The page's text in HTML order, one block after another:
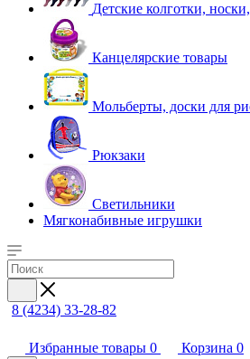
Детские колготки,
Канцелярские товары
Мольберты, доски для
Рюкзаки
Светильники
Мягконабивные игрушки
8 (4234) 33-28-82
Избранные товары 0 Корзина 0